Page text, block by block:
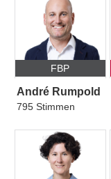
FBP
André Rumpold
795 Stimmen